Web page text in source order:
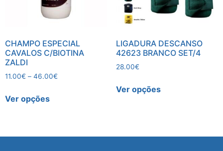
CHAMPO ESPECIAL
CAVALOS C/BIOTINA
ZALDI
11.00€ – 46.00€
Ver opções
LIGADURA DESCANSO
42623 BRANCO SET/4
28.00€
Ver opções